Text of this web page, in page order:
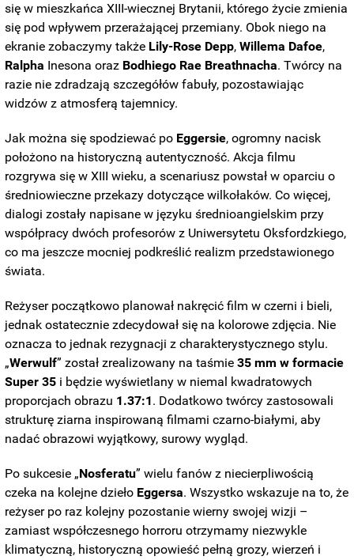
się w mieszkańca XIII-wiecznej Brytanii, którego życie zmienia
się pod wpływem przerażającej przemiany. Obok niego na
ekranie zobaczymy także Lily-Rose Depp,Willema Dafoe,
Ralpha Inesona oraz Bodhiego Rae Breathnacha. Twórcy na
razie nie zdradzają szczegółów fabuły, pozostawiając
widzów z atmosferą tajemnicy.
Jak można się spodziewać po Eggersie, ogromny nacisk
położono na historyczną autentyczność. Akcja filmu
rozgrywa się w XIII wieku, a scenariusz powstał w oparciu o
średniowieczne przekazy dotyczące wilkołaków. Co więcej,
dialogi zostały napisane w języku średnioangielskim przy
współpracy dwóch profesorów z Uniwersytetu Oksfordzkiego,
co ma jeszcze mocniej podkreślić realizm przedstawionego
świata.
Reżyser początkowo planował nakręcić film w czerni i bieli,
jednak ostatecznie zdecydował się na kolorowe zdjęcia. Nie
oznacza to jednak rezygnacji z charakterystycznego stylu.
„Werwulf” został zrealizowany na taśmie35 mm w formacie
Super 35 i będzie wyświetlany w niemal kwadratowych
proporcjach obrazu 1.37:1. Dodatkowo twórcy zastosowali
strukturę ziarna inspirowaną filmami czarno-białymi, aby
nadać obrazowi wyjątkowy, surowy wygląd.
Po sukcesie „Nosferatu” wielu fanów z niecierpliwością
czeka na kolejne dzieło Eggersa. Wszystko wskazuje na to, że
reżyser po raz kolejny pozostanie wierny swojej wizji –
zamiast współczesnego horroru otrzymamy niezwykle
klimatyczną, historyczną opowieść pełną grozy, wierzeń i